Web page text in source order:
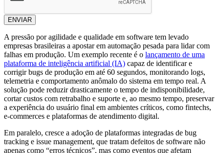
ENVIAR
A pressão por agilidade e qualidade em software tem levado
empresas brasileiras a apostar em automação pesada para lidar com
falhas em produção. Um exemplo recente é o lançamento de uma
plataforma de inteligência artificial (IA) capaz de identificar e
corrigir bugs de produção em até 60 segundos, monitorando logs,
telemetria e comportamento anômalo do sistema em tempo real. A
solução pode reduzir drasticamente o tempo de indisponibilidade,
cortar custos com retrabalho e suporte e, ao mesmo tempo, preservar
a experiência do usuário final em ambientes críticos, como fintechs,
e-commerces e plataformas de atendimento digital.
Em paralelo, cresce a adoção de plataformas integradas de bug
tracking e issue management, que tratam defeitos de software não
apenas como “erros técnicos”, mas como eventos que afetam